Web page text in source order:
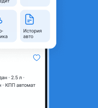
- 2015 3 поколение (UB)
000 км